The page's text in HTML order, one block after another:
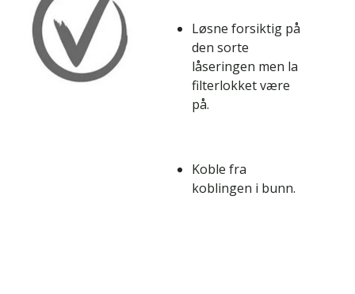
Løsne forsiktig på
den sorte
låseringen men la
filterlokket være
på.
Koble fra
koblingen i bunn.